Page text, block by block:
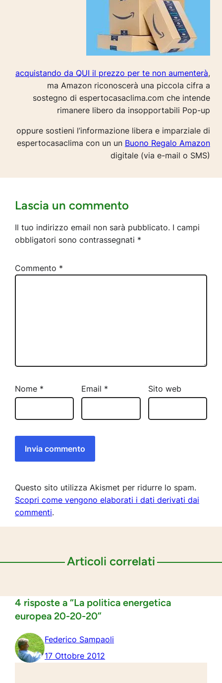
acquistando da QUI il prezzo per te non aumenterà,
ma Amazon riconoscerà una piccola cifra a
sostegno di espertocasaclima.com che intende
rimanere libero da insopportabili Pop-up
oppure sostieni l’informazione libera e imparziale di
espertocasaclima con un un Buono Regalo Amazon
digitale (via e-mail o SMS)
Lascia un commento
Il tuo indirizzo email non sarà pubblicato. I campi
obbligatori sono contrassegnati *
Commento *
Nome * Email * Sito web
Questo sito utilizza Akismet per ridurre lo spam.
Scopri come vengono elaborati i dati derivati dai
commenti.
Articoli correlati
4 risposte a “La politica energetica
europea 20-20-20”
Federico Sampaoli
17 Ottobre 2012